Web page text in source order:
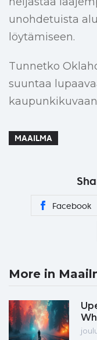
unohdetuista
löytämiseen.
Tunnetko
suuntaa
MAAILMA
Facebook
More in